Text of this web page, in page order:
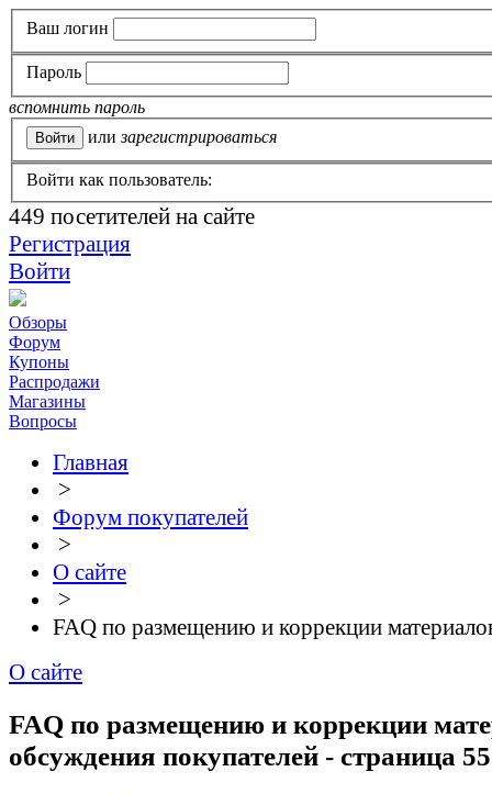
Ваш логин
Пароль
вспомнить пароль
или зарегистрироваться
Войти как пользователь:
449 посетителей на сайте
Регистрация
Войти
Обзоры
Форум
Купоны
Распродажи
Магазины
Вопросы
Главная
>
Форум покупателей
>
О сайте
>
FAQ по размещению и коррекции
О сайте
FAQ по размещению и коррекции
обсуждения покупателей - страница 55